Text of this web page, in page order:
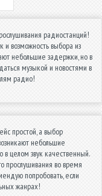
радиостанций!
и возможность выбора из
небольшие задержки, но в
музыкой и новостями в
радио!
простой, а выбор
небольшие
целом звук качественный.
прослушивания во время
попробовать, если
жанрах!